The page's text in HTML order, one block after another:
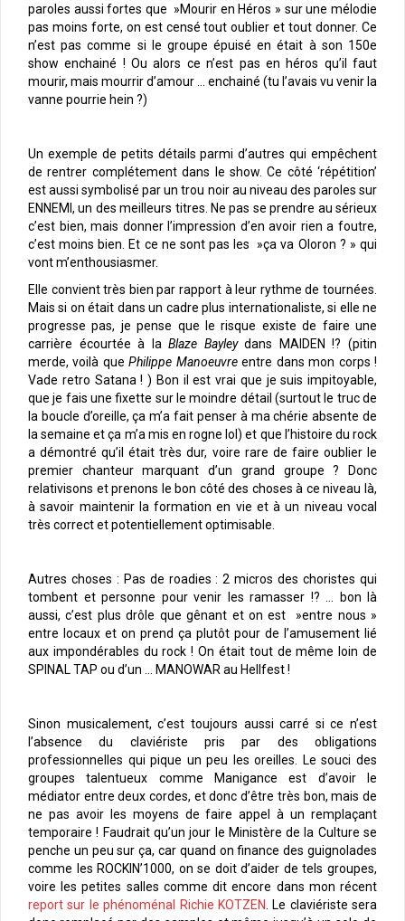
paroles aussi fortes que »Mourir en Héros » sur une mélodie
pas moins forte, on est censé tout oublier et tout donner. Ce
n’est pas comme si le groupe épuisé en était à son 150e
show enchainé ! Ou alors ce n’est pas en héros qu’il faut
mourir, mais mourrir d’amour … enchainé (tu l’avais vu venir la
vanne pourrie hein ?)
Un exemple de petits détails parmi d’autres qui empêchent
de rentrer complétement dans le show. Ce côté ‘répétition’
est aussi symbolisé par un trou noir au niveau des paroles sur
ENNEMI, un des meilleurs titres. Ne pas se prendre au sérieux
c’est bien, mais donner l’impression d’en avoir rien a foutre,
c’est moins bien. Et ce ne sont pas les »ça va Oloron ? » qui
vont m’enthousiasmer.
Elle convient très bien par rapport à leur rythme de tournées.
Mais si on était dans un cadre plus internationaliste, si elle ne
progresse pas, je pense que le risque existe de faire une
carrière écourtée à laBlaze Bayleydans MAIDEN !? (pitin
merde, voilà quePhilippe Manoeuvreentre dans mon corps !
Vade retro Satana ! ) Bon il est vrai que je suis impitoyable,
que je fais une fixette sur le moindre détail (surtout le truc de
la boucle d’oreille, ça m’a fait penser à ma chérie absente de
la semaine et ça m’a mis en rogne lol) et que l’histoire du rock
a démontré qu’il était très dur, voire rare de faire oublier le
premier chanteur marquant d’un grand groupe ? Donc
relativisons et prenons le bon côté des choses à ce niveau là,
à savoir maintenir la formation en vie et à un niveau vocal
très correct et potentiellement optimisable.
Autres choses : Pas de roadies : 2 micros des choristes qui
tombent et personne pour venir les ramasser !? … bon là
aussi, c’est plus drôle que gênant et on est »entre nous »
entre locaux et on prend ça plutôt pour de l’amusement lié
aux impondérables du rock ! On était tout de même loin de
SPINAL TAP ou d’un … MANOWAR au Hellfest !
Sinon musicalement, c’est toujours aussi carré si ce n’est
l’absence du claviériste pris par des obligations
professionnelles qui pique un peu les oreilles. Le souci des
groupes talentueux comme Manigance est d’avoir le
médiator entre deux cordes, et donc d’être très bon, mais de
ne pas avoir les moyens de faire appel à un remplaçant
temporaire ! Faudrait qu’un jour le Ministère de la Culture se
penche un peu sur ça, car quand on finance des guignolades
comme les ROCKIN’1000, on se doit d’aider de tels groupes,
voire les petites salles comme dit encore dans mon récent
report sur le phénoménal Richie KOTZEN
. Le claviériste sera